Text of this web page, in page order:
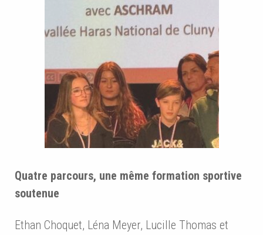
Quatre parcours, une même formation sportive
soutenue
Ethan Choquet, Léna Meyer, Lucille Thomas et